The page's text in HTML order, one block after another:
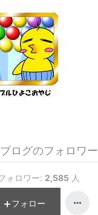
ログのフォロワー
ォロワー: 2,585 人
フォロー